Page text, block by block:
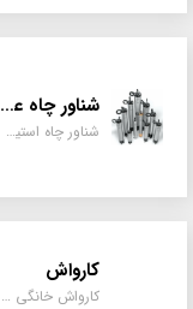
شناور چاه عمیق
شناور چاه استیل ، تک فاز و سه فاز، یک اینچ به بالا
کارواش
کارواش خانگی و صنعتی و نیمه صنعتی